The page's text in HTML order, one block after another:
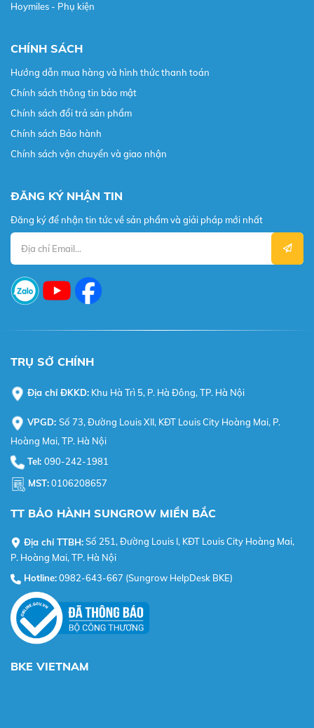
Hoymiles - Phụ kiện
CHÍNH SÁCH
Hướng dẫn mua hàng và hình thức thanh toán
Chính sách thông tin bảo mật
Chính sách đổi trả sản phẩm
Chính sách Bảo hành
Chính sách vận chuyển và giao nhận
ĐĂNG KÝ NHẬN TIN
Đăng ký để nhận tin tức về sản phẩm và giải pháp mới nhất
TRỤ SỞ CHÍNH
Địa chỉ ĐKKD: Khu Hà Trì 5, P. Hà Đông, TP. Hà Nội
VPGD: Số 73, Đường Louis XII, KĐT Louis City Hoàng Mai, P.
Hoàng Mai, TP. Hà Nội
Tel: 090-242-1981
MST:0106208657
TT BẢO HÀNH SUNGROW MIỀN BẮC
Địa chỉ TTBH:Số 251, Đường Louis I, KĐT Louis City Hoàng Mai,
P. Hoàng Mai, TP. Hà Nội
Hotline:0982-643-667 (Sungrow HelpDesk BKE)
BKE VIETNAM